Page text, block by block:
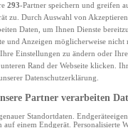
293-Partner speichern und greifen
zu. Durch Auswahl von
Daten, um Ihnen Dienste
und Anzeigen möglicherweise
Einstellungen zu ändern oder
Rand der Webseite klicken.
Datenschutzerklärung.
Partner verarbeiten
Standortdaten.
einem Endgerät. Personalisierte